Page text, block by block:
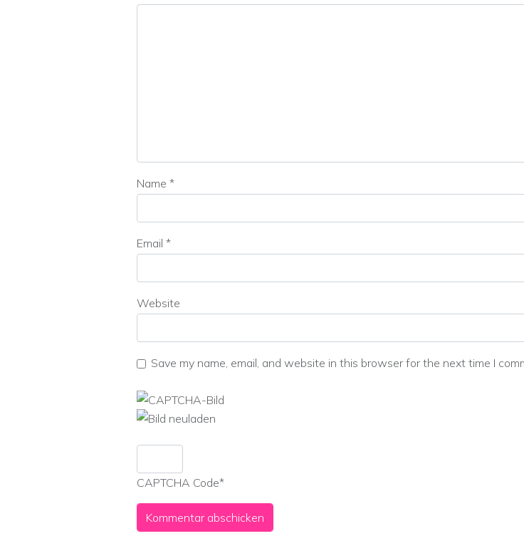
Name *
Email *
Website
Save my name, email, and website in this browser for the next time I
CAPTCHA Code*